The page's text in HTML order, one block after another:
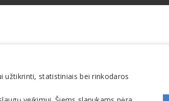
užtikrinti, statistiniais bei rinkodaros